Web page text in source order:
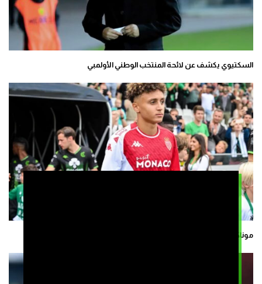
السكتيوي يكشف عن لائحة المنتخب الوطني الأولمبي
موناكو يفتح الباب أمام إلياس بنصغير للمشاركة في أولمبياد باريس